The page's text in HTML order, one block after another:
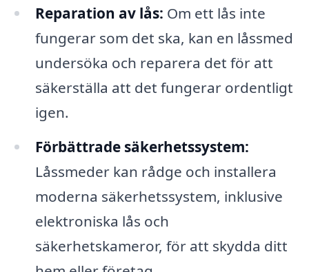
Reparation av lås: Om ett lås inte
fungerar som det ska, kan en låssmed
undersöka och reparera det för att
säkerställa att det fungerar ordentligt
igen.
Förbättrade säkerhetssystem:
Låssmeder kan rådge och installera
moderna säkerhetssystem, inklusive
elektroniska lås och
säkerhetskameror, för att skydda ditt